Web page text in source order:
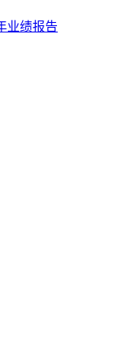
业绩报告